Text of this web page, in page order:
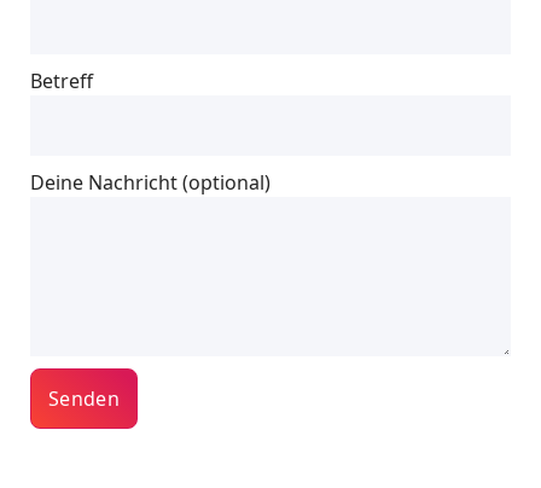
Betreff
Deine Nachricht (optional)